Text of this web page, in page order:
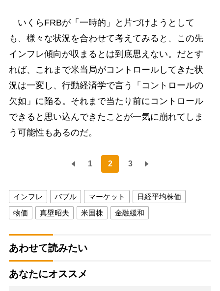
いくらFRBが「一時的」と片づけようとして
も、様々な状況を合わせて考えてみると、この先
インフレ傾向が収まるとは到底思えない。だとす
れば、これまで米当局がコントロールしてきた状
況は一変し、行動経済学で言う「コントロールの
欠如」に陥る。それまで当たり前にコントロール
できると思い込んできたことが一気に崩れてしま
う可能性もあるのだ。
1 2 3
インフレ バブル マーケット
日経平均株価
物価
真壁昭夫 米国株 金融緩和
あわせて読みたい
あなたにオススメ